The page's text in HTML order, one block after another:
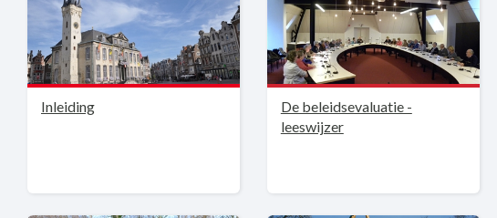
Inleiding
De beleidsevaluatie -
leeswijzer